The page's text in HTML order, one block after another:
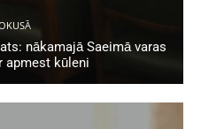
nākamajā Saeimā varas
apmest kūleni